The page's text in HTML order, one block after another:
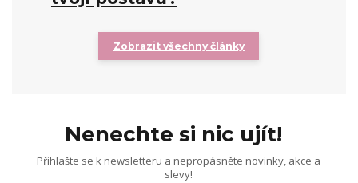
Zobrazit všechny články
Nenechte si nic ujít!
Přihlašte se k newsletteru a nepropásněte novinky, akce a
slevy!